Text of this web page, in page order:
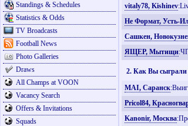
Standings & Schedules
Statistics & Odds
TV Broadcasts
Football News
Photo Galleries
Draws
All Champs at VOON
Vacancy Search
Offers & Invitations
Squads
vitaly78, Kishinev
Не Формат, Усть-
Сашкен,
ЯЩЕР, Мытищи
2. Как Вы сыграли
MAI, Саранск
Pricol84,
Kanonir, Москва